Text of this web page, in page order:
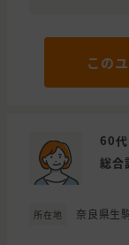
この
60
総合
所在地 奈良県生